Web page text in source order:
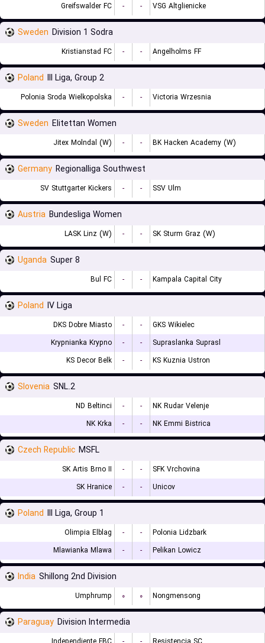
Greifswalder FC - - VSG Altglienicke
Sweden Division 1 Sodra
Kristianstad FC - - Angelholms FF
Poland III Liga, Group 2
Polonia Sroda Wielkopolska - - Victoria Wrzesnia
Sweden Elitettan Women
Jitex Molndal (W) - - BK Hacken Academy (W)
Germany Regionalliga Southwest
SV Stuttgarter Kickers - - SSV Ulm
Austria Bundesliga Women
LASK Linz (W) - - SK Sturm Graz (W)
Uganda Super 8
Bul FC - - Kampala Capital City
Poland IV Liga
DKS Dobre Miasto - -
GKS Wikielec
Krypnianka Krypno
- -
Supraslanka Suprasl
KS Decor Belk
- - KS Kuznia Ustron
Slovenia 2.SNL
ND Beltinci - -
NK Rudar Velenje
NK Krka
- - NK Emmi Bistrica
Czech Republic MSFL
SK Artis Brno II - -
SFK Vrchovina
SK Hranice
- - Unicov
Poland III Liga, Group 1
Olimpia Elblag - -
Polonia Lidzbark
Mlawianka Mlawa
- - Pelikan Lowicz
India Shillong 2nd Division
Umphrump ۰ ۰ Nongmensong
Paraguay Division Intermedia